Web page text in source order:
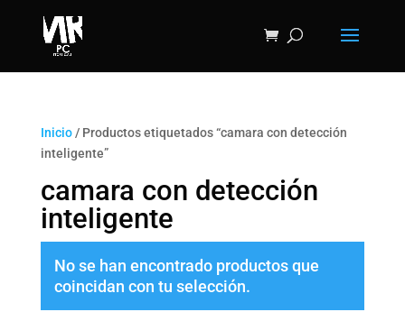
Inicio/ Productos etiquetados “camara con detección
inteligente”
camara con detección
inteligente
No se han encontrado productos que
coincidan con tu selección.